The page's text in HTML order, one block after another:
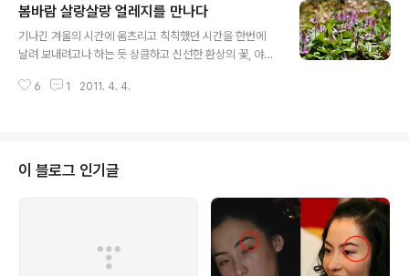
꽃군항제는 49회째를 맞이하고 있습니다. 올해부터는 통
합창원시가 되면서 다양한 볼거리와 문화행사들로 준비되
었다고 하니 꼭 추천합니다. 진해구 해군사관학교와 중원
히 교육단지 창원여고부터 창원기계공고 사이 벚꽃터널 정
봄바람 살랑살랑 얼레지를 만나다
기나긴 겨울의 시간에 움츠리고 칙칙했던 시간을 한번에
날려 보내려고나 하는 듯 상큼하고 신선한 환상의 꽃, 야생
연히 나타나는 여인의 꽃이라고 불리는 꽃이 있습니다. 겁
을 뚫고 여린 꽃대를 피워내는 얼레지 꽃 꽃대에 깃드는 햇
살의 감촉 얼레지의 꽃말은 바람난 여인이라고 합니다. 저
아름다운 얼레지를 담기 위해서는 포복을 할 수 밖에 없습
니다. 사진으로 볼떄는 저 아이가 커보이지만, 실제보면 꽃
들의 키가 그렇게 크진 않으니... 산지역에서만 볼수 있지
왠만한 작은 산에서는 만날 수가 ..
6 1 2011. 4. 4.
이 블로그 인기글